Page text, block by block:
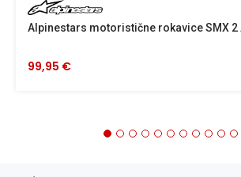
Alpinestars motoristične rokavice SMX 2
99,95 €